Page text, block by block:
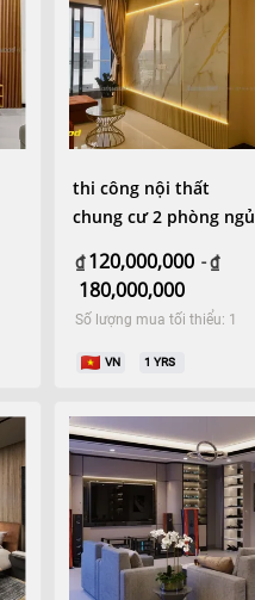
thi công nội thất
chung cư 2 phòng ngủ
₫ 120,000,000 -₫
180,000,000
Số lượng mua tối thiểu: 1
VN 1 YRS